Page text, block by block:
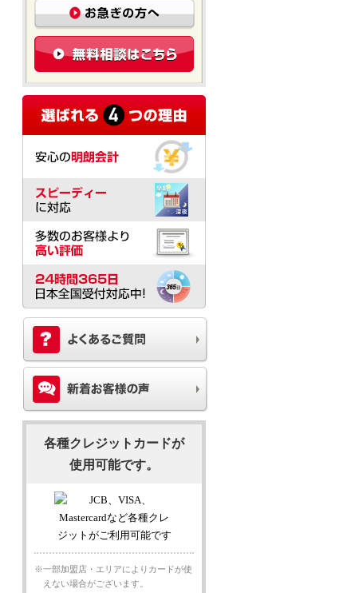
各種クレジットカードが
使用可能です。
※一部加盟店・エリアによりカードが使
えない場合がございます。